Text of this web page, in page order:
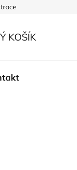
KOŠÍK